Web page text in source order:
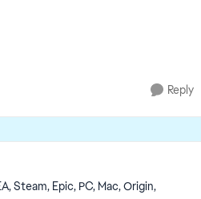
Reply
Steam, Epic, PC, Mac, Origin,